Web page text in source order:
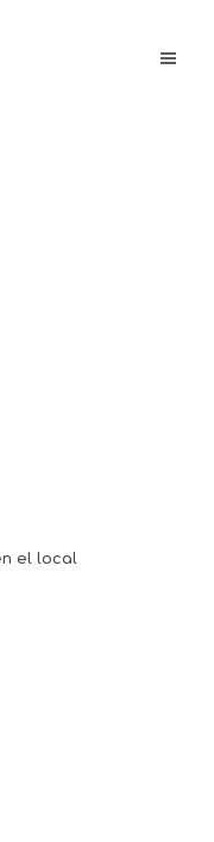
el local